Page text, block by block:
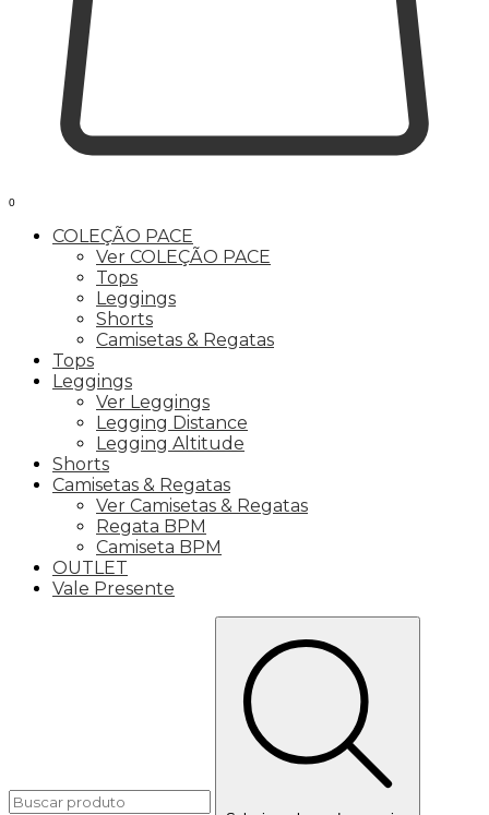
0
COLEÇÃO PACE
Ver COLEÇÃO PACE
Tops
Leggings
Shorts
Camisetas & Regatas
Tops
Leggings
Ver Leggings
Legging Distance
Legging Altitude
Shorts
Camisetas & Regatas
Ver Camisetas & Regatas
Regata BPM
Camiseta BPM
OUTLET
Vale Presente